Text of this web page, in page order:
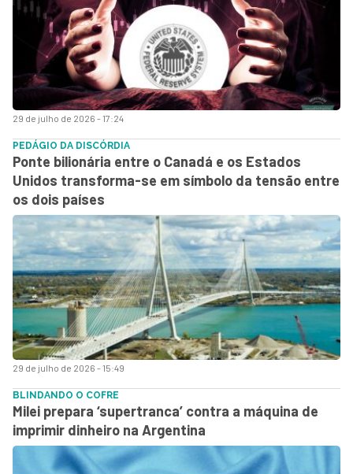
29 de julho de 2026 - 17:24
29 de julho de 2026 - 15:49
PEDÁGIO DA DISCÓRDIA
Ponte bilionária entre o Canadá e os Estados
Unidos transforma-se em símbolo da tensão entre
os dois países
BLINDANDO O COFRE
Milei prepara ‘supertranca’ contra a máquina de
imprimir dinheiro na Argentina